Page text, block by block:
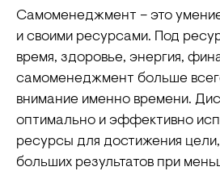
Самоменеджмент – это
и своими ресурсами. Под
время, здоровье, энергия,
самоменеджмент больше
внимание именно времени.
оптимально и эффективно
ресурсы для достижения
больших результатов при